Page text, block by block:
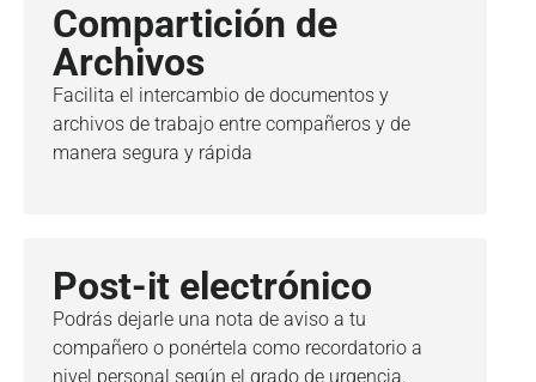
Compartición de
Archivos
Facilita el intercambio de documentos y
archivos de trabajo entre compañeros y de
manera segura y rápida
Post-it electrónico
Podrás dejarle una nota de aviso a tu
compañero o ponértela como recordatorio a
nivel personal según el grado de urgencia.